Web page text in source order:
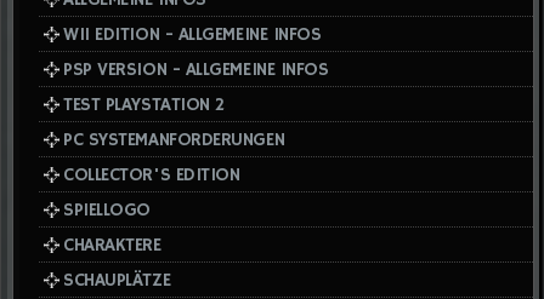
WII EDITION - ALLGEMEINE INFOS
PSP VERSION - ALLGEMEINE INFOS
TEST PLAYSTATION 2
PC SYSTEMANFORDERUNGEN
COLLECTOR'S EDITION
SPIELLOGO
CHARAKTERE
SCHAUPLÄTZE